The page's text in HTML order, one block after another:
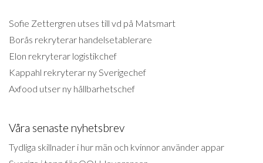
Sofie Zettergren utses till vd på Matsmart
Borås rekryterar handelsetablerare
Elon rekryterar logistikchef
Kappahl rekryterar ny Sverigechef
Axfood utser ny hållbarhetschef
Våra senaste nyhetsbrev
Tydliga skillnader i hur män och kvinnor använder appar